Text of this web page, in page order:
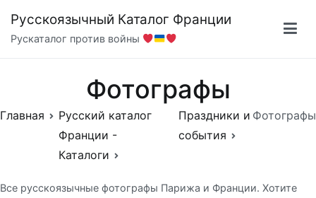
содержимому
Русскоязычный Каталог Франции
Рускаталог против войны
Фотографы
Главная
Русский каталог
Франции -
Каталоги
Праздники и
события
Фотографы
Все русскоязычные фотографы Парижа и Франции. Хотите